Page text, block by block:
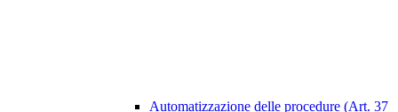
Automatizzazione delle procedure (Art. 37